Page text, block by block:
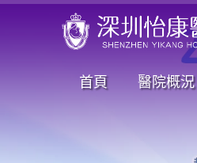
首頁 醫院概況